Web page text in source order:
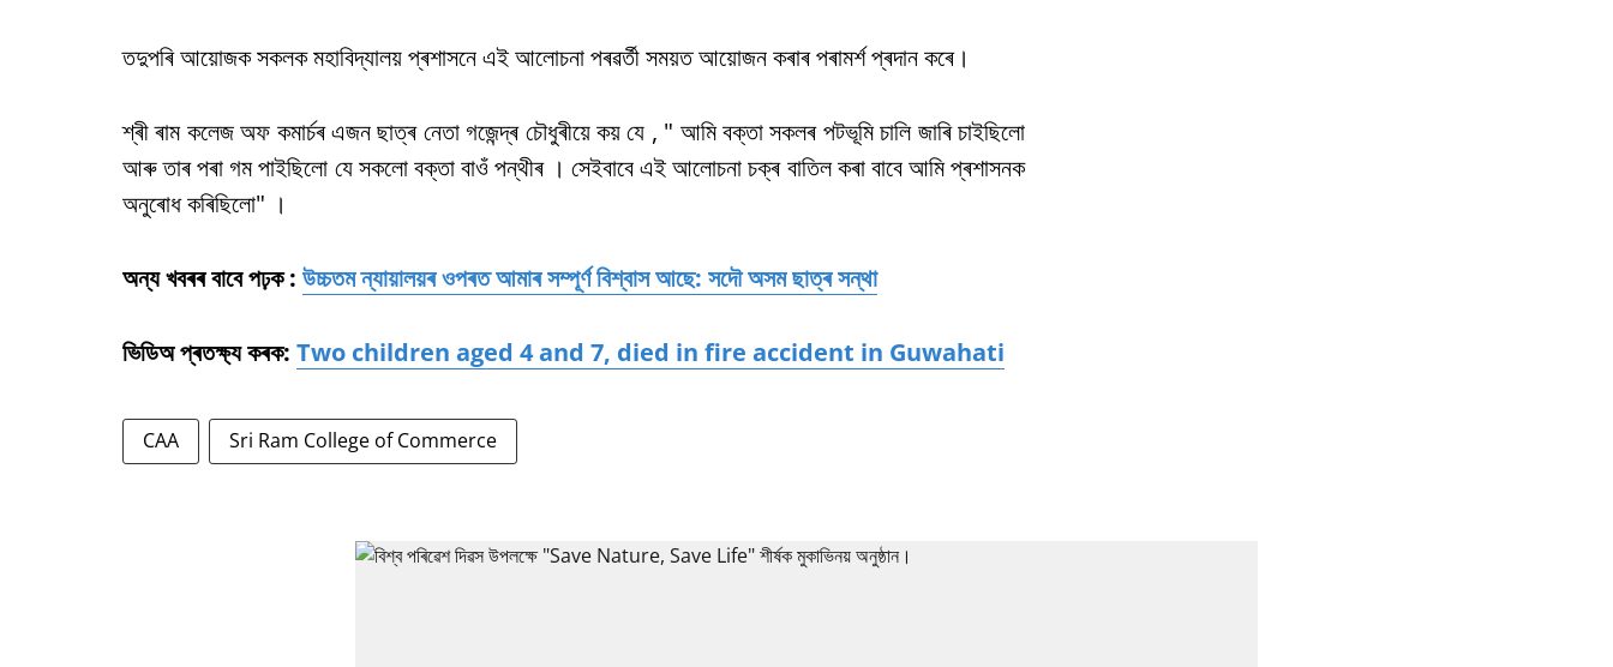
তদুপৰি আয়োজক সকলক মহাবিদ্যালয় প্ৰশাসনে এই আলোচনা পৰৱৰ্তী সময়ত আয়োজন কৰাৰ পৰামৰ্শ প্ৰদান কৰে।
শ্ৰী ৰাম কলেজ অফ কমাৰ্চৰ এজন ছাত্ৰ নেতা গজেন্দ্ৰ চৌধুৰীয়ে কয় যে , " আমি বক্তা সকলৰ পটভূমি চালি জাৰি চাইছিলো
আৰু তাৰ পৰা গম পাইছিলো যে সকলো বক্তা বাওঁ পন্থীৰ । সেইবাবে এই আলোচনা চক্ৰ বাতিল কৰা বাবে আমি প্ৰশাসনক
অনুৰোধ কৰিছিলো" ।
অন্য খবৰৰ বাবে পঢ়ক : উচ্চতম ন্যায়ালয়ৰ ওপৰত আমাৰ সম্পূৰ্ণ বিশ্বাস আছে: সদৌ অসম ছাত্ৰ সন্থা
ভিডিঅ প্ৰতক্ষ্য কৰক: Two children aged 4 and 7, died in fire accident in Guwahati
CAA Sri Ram College of Commerce